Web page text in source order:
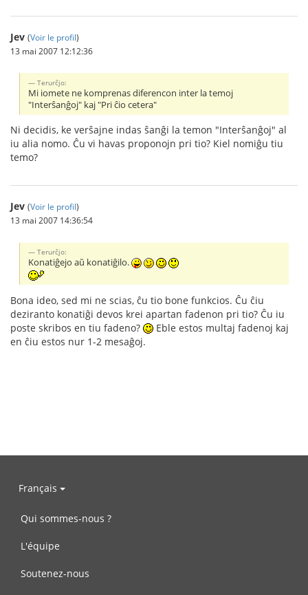
Jev (Voir le profil)
13 mai 2007 12:12:36
Terurĉjo:
Mi iomete ne komprenas diferencon inter la temoj
"Interŝanĝoj" kaj "Pri ĉio cetera"
Ni decidis, ke verŝajne indas ŝanĝi la temon "Interŝanĝoj" al
iu alia nomo. Ĉu vi havas proponojn pri tio? Kiel nomiĝu tiu
temo?
Jev (Voir le profil)
13 mai 2007 14:36:54
Terurĉjo:
Konatiĝejo aŭ konatiĝilo.
Bona ideo, sed mi ne scias, ĉu tio bone funkcios. Ĉu ĉiu
deziranto konatiĝi devos krei apartan fadenon pri tio? Ĉu iu
poste skribos en tiu fadeno?
Eble estos multaj fadenoj kaj
en ĉiu estos nur 1-2 mesaĝoj.
Français
Qui sommes-nous ?
L'équipe
Soutenez-nous